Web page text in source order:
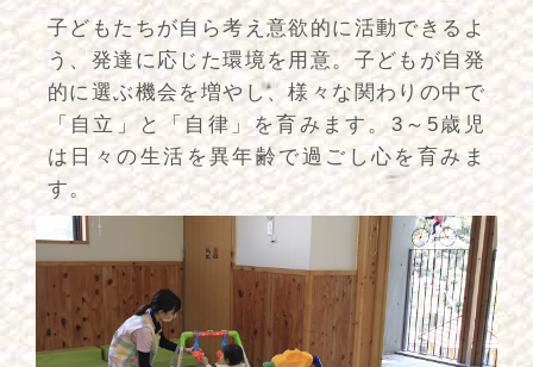
子どもたちが自ら考え意欲的に活動できるよ
う、発達に応じた環境を用意。子どもが自発
的に選ぶ機会を増やし、様々な関わりの中で
「自立」と「自律」を育みます。3～5歳児
は日々の生活を異年齢で過ごし心を育みま
す。